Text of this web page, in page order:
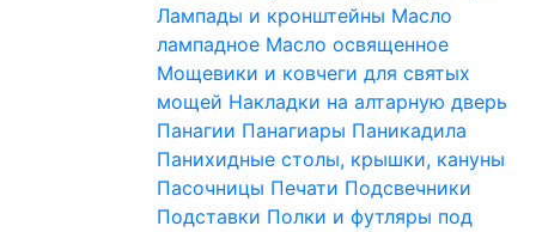
Лампады и кронштейны Масло
лампадное Масло освященное
Мощевики и ковчеги для святых
мощей Накладки на алтарную дверь
Панагии Панагиары Паникадила
Панихидные столы, крышки, кануны
Пасочницы Печати Подсвечники
Подставки Полки и футляры под